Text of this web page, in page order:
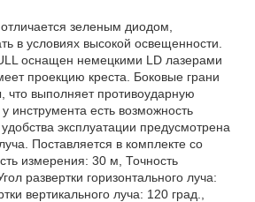
зеленым диодом,
в условиях высокой освещенности.
оснащен немецкими LD лазерами
проекцию креста. Боковые грани
что выполняет противоударную
инструмента есть возможность
эксплуатации предусмотрена
Поставляется в комплекте со
измерения: 30 м, Точность
развертки горизонтального луча:
вертикального луча: 120 град.,